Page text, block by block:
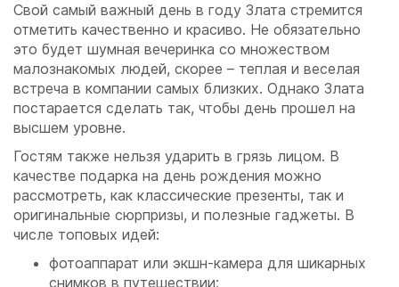
Свой самый важный день в году Злата стремится
отметить качественно и красиво. Не обязательно
это будет шумная вечеринка со множеством
малознакомых людей, скорее – теплая и веселая
встреча в компании самых близких. Однако Злата
постарается сделать так, чтобы день прошел на
высшем уровне.
Гостям также нельзя ударить в грязь лицом. В
качестве подарка на день рождения можно
рассмотреть, как классические презенты, так и
оригинальные сюрпризы, и полезные гаджеты. В
числе топовых идей:
фотоаппарат или экшн-камера для шикарных
снимков в путешествии;